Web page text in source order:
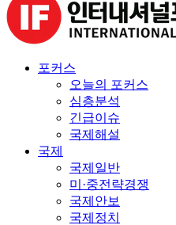
포커스
오늘의 포커스
심층분석
긴급이슈
국제해설
국제
국제일반
미·중전략경쟁
국제안보
국제정치